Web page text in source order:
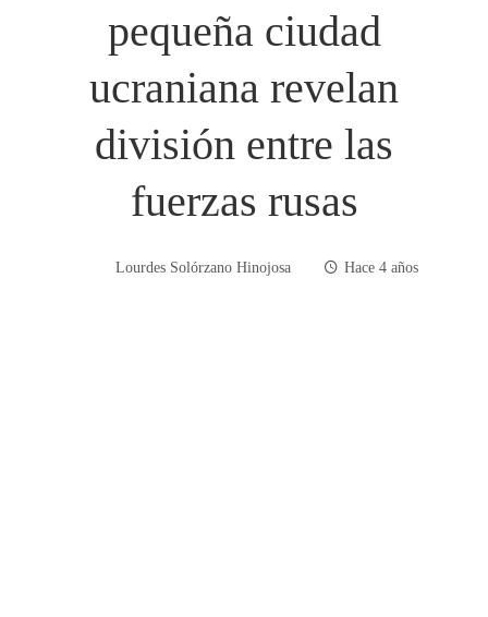
pequeña ciudad
ucraniana revelan
división entre las
fuerzas rusas
Lourdes Solórzano Hinojosa Hace 4 años